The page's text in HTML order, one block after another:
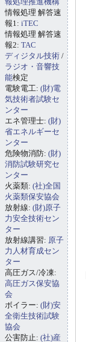
情報処理 解答速
報1: iTEC
情報処理 解答速
報2: TAC
ディジタル技術 /
ラジオ・音響技
能検定
電験電工: (財)電
気技術者試験セ
ンター
エネ管理士: (財)
省エネルギーセ
ンター
危険物消防: (財)
消防試験研究セ
ンター
火薬類: (社)全国
火薬類保安協会
放射線: (財)原子
力安全技術セン
ター
放射線講習: 原子
力人材育成セン
ター
高圧ガス/冷凍:
高圧ガス保安協
会
ボイラー: (財)安
全衛生技術試験
協会
公害防止: (社)産